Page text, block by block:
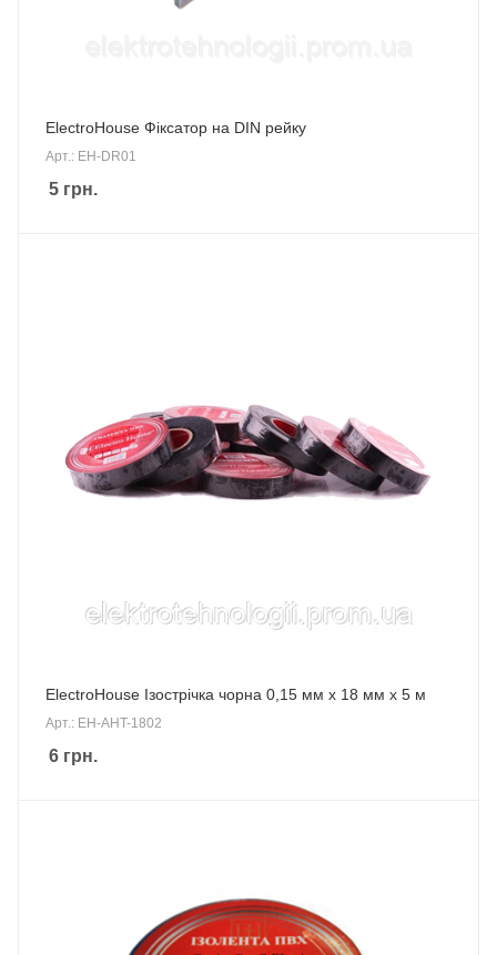
ElectroHouse Фіксатор на DIN рейку
Арт.: EH-DR01
5 грн.
ElectroHouse Ізострічка чорна 0,15 мм х 18 мм х 5 м
Арт.: EH-AHT-1802
6 грн.